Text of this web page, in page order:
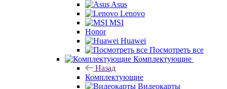
Asus
Lenovo
MSI
Honor
Huawei
Посмотреть все
Комплектующие
Назад
Комплектующие
Видеокарты